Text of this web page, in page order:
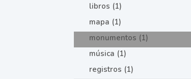
libros (1)
mapa (1)
monumentos (1)
música (1)
registros (1)